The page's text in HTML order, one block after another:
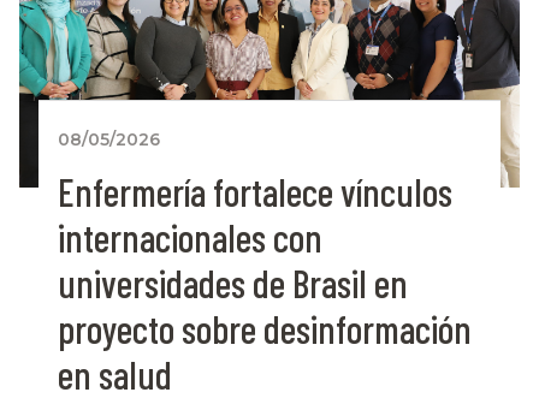
08/05/2026
Enfermería fortalece vínculos
internacionales con
universidades de Brasil en
proyecto sobre desinformación
en salud